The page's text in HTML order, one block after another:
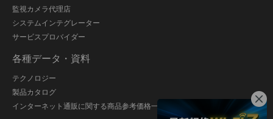
監視カメラ代理店
システムインテグレーター
サービスプロバイダー
各種データ・資料
テクノロジー
製品カタログ
インターネット通販に関する商品参考価格一覧